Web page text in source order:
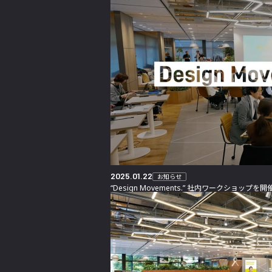
2025.01.22 お知らせ
“Design Movements.” 社内ワークショップを開